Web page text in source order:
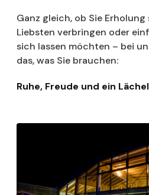
Ganz gleich, ob Sie
Liebsten verbringen oder
sich lassen möchten – bei
das, was Sie brauchen:
Ruhe, Freude und ein